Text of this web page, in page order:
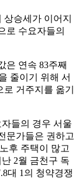
승세가 이어지
로 수요자들의
은 연속 83주째
줄이기 위해 서
거주지를 옮기
들의 경우 서울
문가들은 권하고
후 주택이 많고
2월 금천구 독
대 1의 청약경쟁